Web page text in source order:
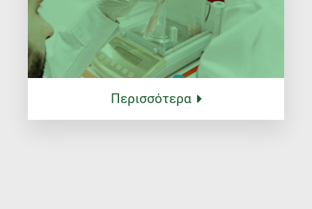
Περισσότερα